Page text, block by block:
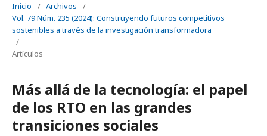
Inicio / Archivos
/
Vol. 79 Núm. 235 (2024): Construyendo futuros competitivos
sostenibles a través de la investigación transformadora
/
Artículos
Más allá de la tecnología: el papel
de los RTO en las grandes
transiciones sociales